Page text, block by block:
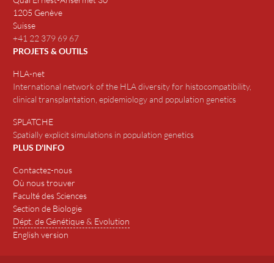
1205 Genève
Suisse
+41 22 379 69 67
PROJETS & OUTILS
HLA-net
International network of the HLA diversity for histocompatibility,
clinical transplantation, epidemiology and population genetics
SPLATCHE
Spatially explicit simulations in population genetics
PLUS D'INFO
Contactez-nous
Où nous trouver
Faculté des Sciences
Section de Biologie
Dépt. de Génétique & Evolution
English version